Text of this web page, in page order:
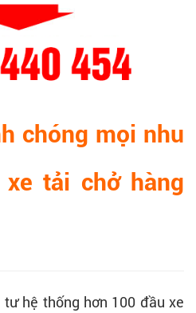
chóng mọi nhu
tải chở hàng
tư hệ thống hơn 100 đầu xe